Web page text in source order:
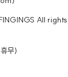
All
무)